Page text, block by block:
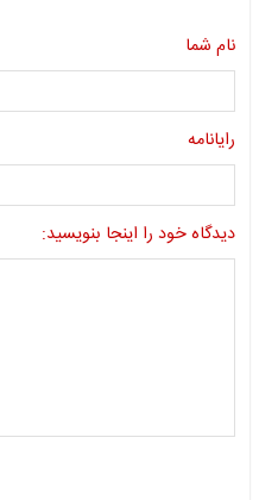
نام شما
رایانامه
دیدگاه خود را اینجا بنویسید: